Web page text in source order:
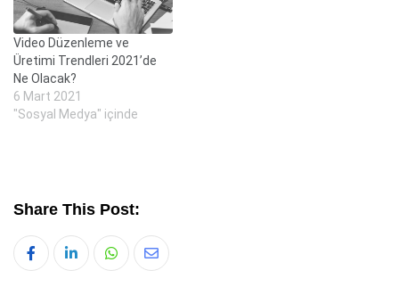
Video Düzenleme ve
Üretimi Trendleri 2021’de
Ne Olacak?
6 Mart 2021
"Sosyal Medya" içinde
Share This Post:
Whatsapp
Share